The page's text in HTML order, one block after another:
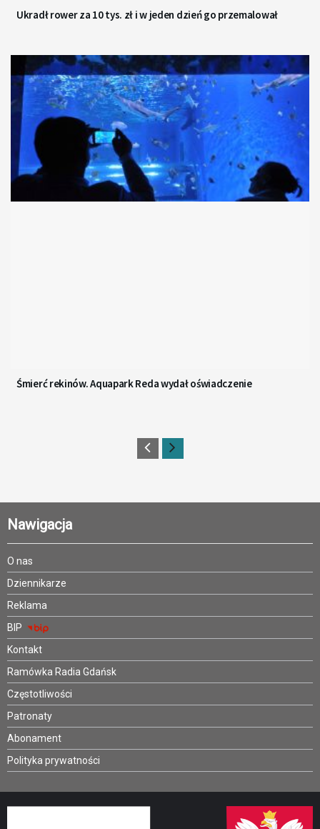
Ukradł rower za 10 tys. zł i w jeden dzień go przemalował
Śmierć rekinów. Aquapark Reda wydał oświadczenie
Nawigacja
O nas
Dziennikarze
Reklama
BIP
Kontakt
Ramówka Radia Gdańsk
Częstotliwości
Patronaty
Abonament
Polityka prywatności